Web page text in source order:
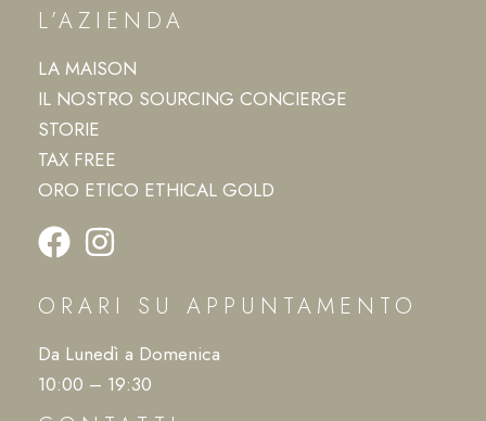
L’AZIENDA
LA MAISON
IL NOSTRO SOURCING CONCIERGE
STORIE
TAX FREE
ORO ETICO ETHICAL GOLD
ORARI SU APPUNTAMENTO
Da Lunedì a Domenica
10:00 – 19:30